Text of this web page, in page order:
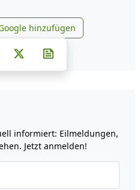
news.de zu Google
hinzufügen
auf Facebook
Teilen auf Whatsapp
Teilen auf Telegram
Pinterest
E-Mail teilen
Post auf X
informiert: Eilmeldungen,
Jetzt anmelden!